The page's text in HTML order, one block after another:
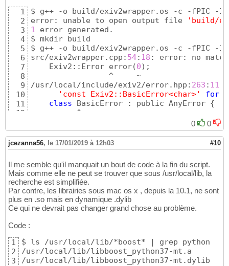
if
'3' in l[ :]
return l.replace (
1
2
3
4
5
6
7
8
9
10
11
12
14
15
16
18
19
20
21
22
23
24
26
27
28
$ g++ -o build/exiv2wrapper.os -c -fPIC -
error: unable to open output file
'build/
1 error generated.
$ mkdir build
$ g++ -o build/exiv2wrapper.os -c -fPIC -
src/exiv2wrapper.cpp: 54: 18 : error: no
    Exiv2::Error error
(0) ;
                 ^     ~
/usr/local/include/exiv2/error.hpp: 263 : 11
'const Exiv2::BasicError<char>'
for
class BasicError : public AnyError {
          ^
/usr/local/include/exiv2/error.hpp:268 :18:
        explicit BasicError
(ErrorCode code
                 ^
/usr/local/include/exiv2/error.hpp:272:9:
        ^
/usr/local/include/exiv2/error.hpp:276 :9
        BasicError
ErrorCode code, const
        ^
/usr/local/include/exiv2/error.hpp: 280
        BasicError
(ErrorCode code, const
    Exiv2::Error error
(0)
                 ^     ~
/usr/local/include/exiv2/error.hpp:263 :
0 0
jcezanna56, le 17/01/2019 à 12h03 #10
Il me semble qu'il manquait un bout de code à la fin du script.
Mais comme elle ne peut se trouver que sous /usr/local/lib, la
recherche est simplifiée.
Par contre, les librairies sous mac os x , depuis la 10.1, ne sont
plus en .so mais en dynamique .dylib
Ce qui ne devrait pas changer grand chose au problème.
Code :
1
2
3
$ ls /usr/local/lib/*boost* | grep python
/usr/local/lib/libboost_python37-mt.a
/usr/local/lib/libboost_python37-mt.dylib